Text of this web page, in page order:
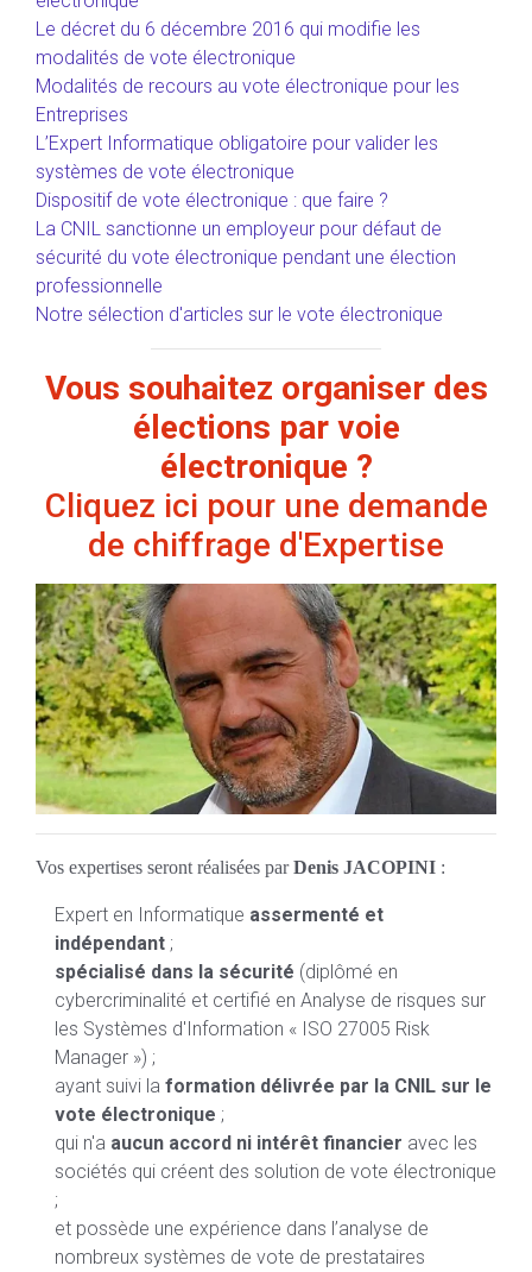
Le décret du 6 décembre 2016 qui modifie les
modalités de vote électronique
Modalités de recours au vote électronique pour les
Entreprises
L’Expert Informatique obligatoire pour valider les
systèmes de vote électronique
Dispositif de vote électronique : que faire ?
La CNIL sanctionne un employeur pour défaut de
sécurité du vote électronique pendant une élection
professionnelle
Notre sélection d'articles sur le vote électronique
Vous souhaitez organiser des
élections par voie
électronique ?
Cliquez ici pour une demande
de chiffrage d'Expertise
Vos expertises seront réalisées parDenis JACOPINI :
Expert en Informatique assermenté et
indépendant ;
spécialisé dans la sécurité (diplômé en
cybercriminalité et certifié en Analyse de risques sur
les Systèmes d'Information « ISO 27005 Risk
Manager ») ;
ayant suivi la formation délivrée par la CNIL sur le
vote électronique ;
qui n'a aucun accord ni intérêt financier avec les
sociétés qui créent des solution de vote électronique
;
et possède une expérience dans l’analyse de
nombreux systèmes de vote de prestataires